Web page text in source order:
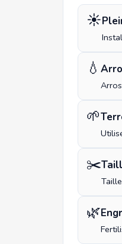
☀️
💧
🌱
✂️
🌿